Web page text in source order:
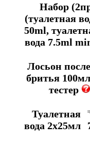
Набор
(туалетная
50ml,
вода 7.5ml
Лосьон после
бритья 100мл
тестер
Туалетная
вода 2x25мл